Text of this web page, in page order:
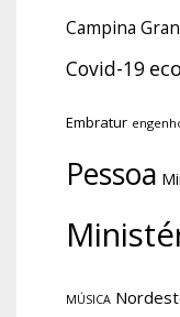
Campina
Covid-19
Embratur
Pessoa
MÚSICA